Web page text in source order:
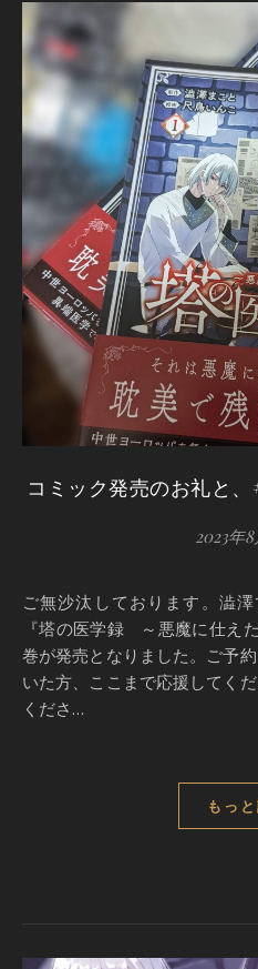
コミック発売のお礼と
2023年
ご無沙汰しております。澁澤です。 おかげさまで昨日、
『塔の医学録 ～悪魔に仕え
巻が発売となりました。ご予
いた方、ここまで応援してく
くださ…
もっ